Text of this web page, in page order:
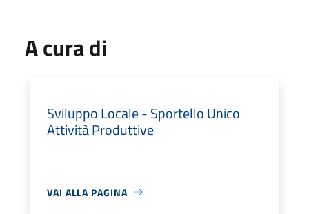
A cura di
Sviluppo Locale - Sportello Unico
Attività Produttive
VAI ALLA PAGINA